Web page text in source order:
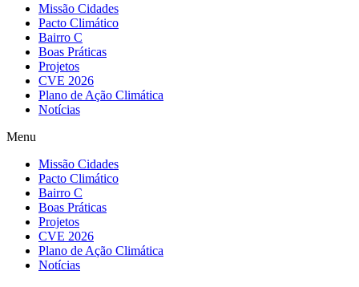
Missão Cidades
Pacto Climático
Bairro C
Boas Práticas
Projetos
CVE 2026
Plano de Ação Climática
Notícias
Menu
Missão Cidades
Pacto Climático
Bairro C
Boas Práticas
Projetos
CVE 2026
Plano de Ação Climática
Notícias